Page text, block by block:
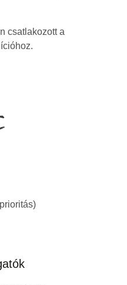
csatlakozott a